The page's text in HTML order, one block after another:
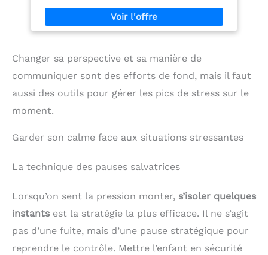
Changer sa perspective et sa manière de
communiquer sont des efforts de fond, mais il faut
aussi des outils pour gérer les pics de stress sur le
moment.
Garder son calme face aux situations stressantes
La technique des pauses salvatrices
Lorsqu’on sent la pression monter, s’isoler quelques
instants est la stratégie la plus efficace. Il ne s’agit
pas d’une fuite, mais d’une pause stratégique pour
reprendre le contrôle. Mettre l’enfant en sécurité